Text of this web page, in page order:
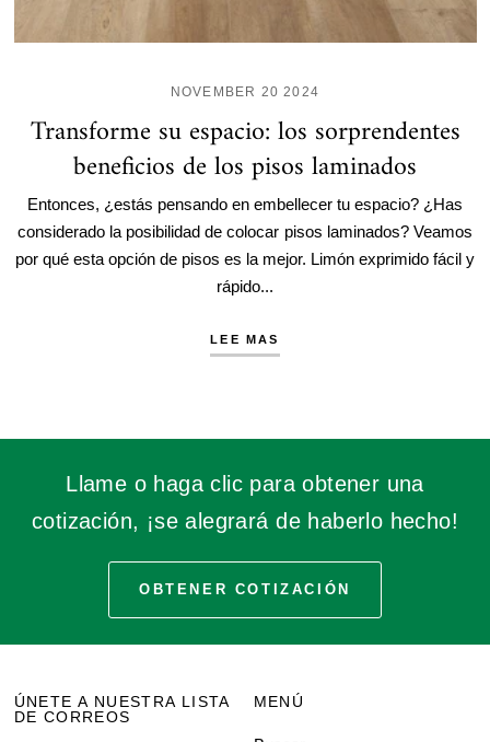
NOVEMBER 20 2024
Transforme su espacio: los sorprendentes
beneficios de los pisos laminados
Entonces, ¿estás pensando en embellecer tu espacio? ¿Has
considerado la posibilidad de colocar pisos laminados? Veamos
por qué esta opción de pisos es la mejor. Limón exprimido fácil y
rápido...
LEE MAS
Llame o haga clic para obtener una
cotización, ¡se alegrará de haberlo hecho!
OBTENER COTIZACIÓN
ÚNETE A NUESTRA LISTA
DE CORREOS
MENÚ